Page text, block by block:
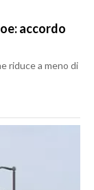
accordo
riduce a meno di